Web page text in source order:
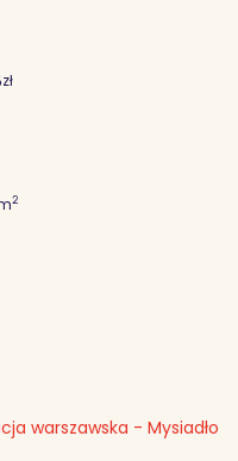
zł
2
warszawska - Mysiadło